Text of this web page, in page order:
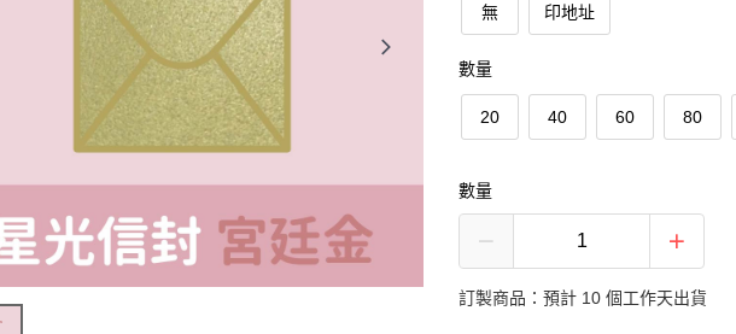
無 印地址
數量
20 40 60 80
數量
訂製商品：預計 10 個工作天出貨